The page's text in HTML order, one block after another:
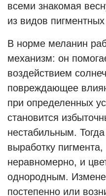
всеми знакомая
из видов
В норме меланин
механизм: он
воздействием
повреждающее
при определенных
становится
нестабильным.
выработку
неравномерно, и
однородным.
постепенно или